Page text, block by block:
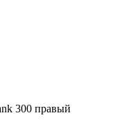
300 правый